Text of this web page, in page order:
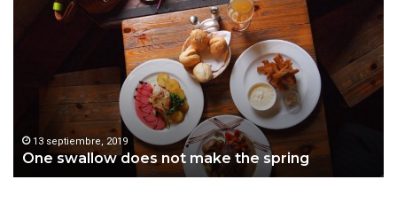
swallow
13 septiembre, 2019
One swallow does not make the spring
is